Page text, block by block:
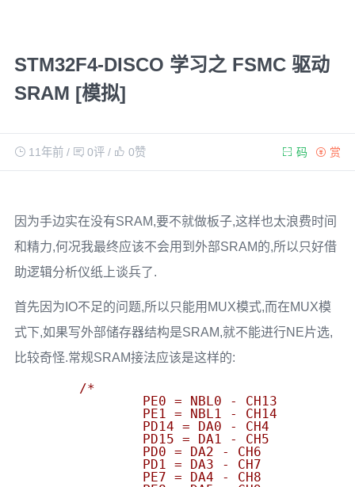
STM32F4-DISCO 学习之 FSMC 驱动
SRAM [模拟]
11年前/ 0评/ 0赞 赏
码
因为手边实在没有SRAM,要不就做板子,这样也太浪费时间
和精力,何况我最终应该不会用到外部SRAM的,所以只好借
助逻辑分析仪纸上谈兵了.
首先因为IO不足的问题,所以只能用MUX模式,而在MUX模
式下,如果写外部储存器结构是SRAM,就不能进行NE片选,
比较奇怪.常规SRAM接法应该是这样的:
/*